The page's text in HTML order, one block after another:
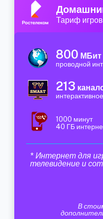
Тариф
800 МБит
проводной
213
1000 минут
40 ГБ
* Интернет для
телевидение и
В